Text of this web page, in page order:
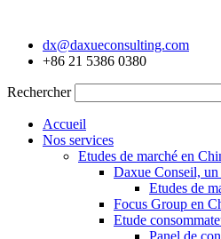
contenudx@daxueconsulting.com
+86 21 5386 0380
Rechercher
Accueil
Nos services
Etudes de marché en
Daxue Conseil,
Etudes de
Focus Group en
Etude
Panel de